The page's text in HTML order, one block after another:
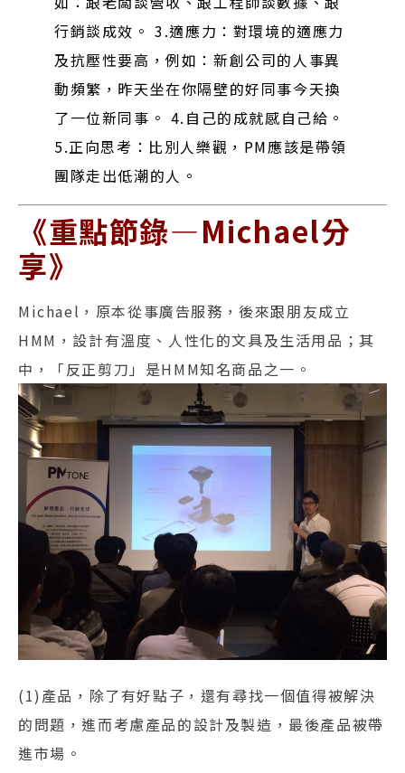
行銷談成效。 3.適應力：對環境的適應力
及抗壓性要高，例如：新創公司的人事異
動頻繁，昨天坐在你隔壁的好同事今天換
了一位新同事。 4.自己的成就感自己給。
5.正向思考：比別人樂觀，PM應該是帶領
團隊走出低潮的人。
《重點節錄—Michael分
享》
Michael，原本從事廣告服務，後來跟朋友成立
HMM，設計有溫度、人性化的文具及生活用品；其
中，「反正剪刀」是HMM知名商品之一。
(1)產品，除了有好點子，還有尋找一個值得被解決
的問題，進而考慮產品的設計及製造，最後產品被帶
進市場。